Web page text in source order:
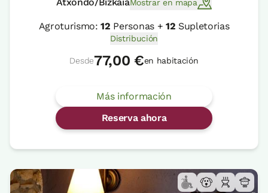
Mostrar en mapa
Agroturismo:12 Personas + 12 Supletorias
Distribución
Desde77,00 €en habitación
Más información
Reserva ahora